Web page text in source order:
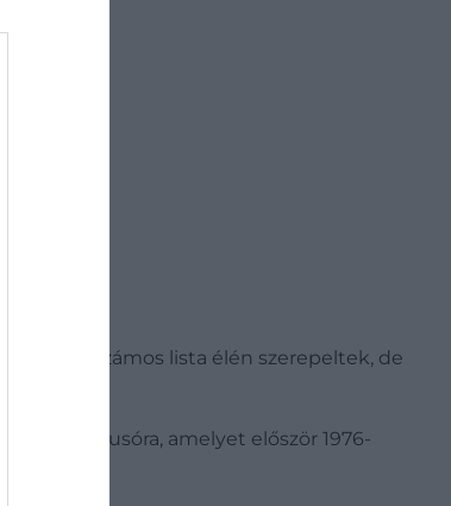
számos lista élén szerepeltek, de
acél luxusóra, amelyet először 1976-